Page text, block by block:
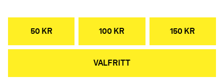
50 KR 100 KR 150 KR
VALFRITT